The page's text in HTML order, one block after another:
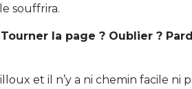
souffrira.
la page ? Oublier ?
et il n’y a ni chemin facile ni